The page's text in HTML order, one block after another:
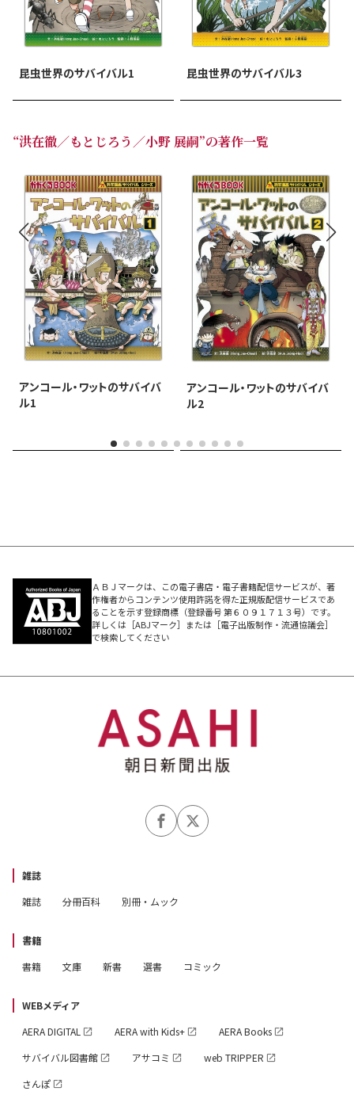
昆虫世界のサバイバル1 昆虫世界のサバイバル3
“洪在徹／もとじろう／小野 展嗣”の著作一覧
アンコール・ワットのサバイバ
ル1
アンコール・ワットのサバイバ
ル2
ＡＢＪマークは、この電子書店・電子書籍配信サービスが、著
作権者からコンテンツ使用許諾を得た正規版配信サービスであ
ることを示す登録商標（登録番号 第６０９１７１３号）です。
詳しくは［ABJマーク］または［電子出版制作・流通協議会］
で検索してください
雑誌
雑誌
分冊百科 別冊・ムック
書籍
書籍
文庫 新書 選書 コミック
WEBメディア
AERA DIGITAL
AERA with Kids+
AERA Books
サバイバル図書館
アサコミ
web TRIPPER
さんぽ